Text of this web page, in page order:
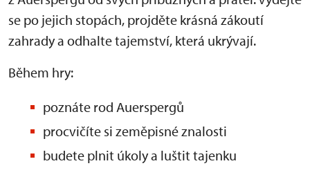
se po jejich stopách, projděte krásná zákoutí
zahrady a odhalte tajemství, která ukrývají.
Během hry:
poznáte rod Auerspergů
procvičíte si zeměpisné znalosti
budete plnit úkoly a luštit tajenku